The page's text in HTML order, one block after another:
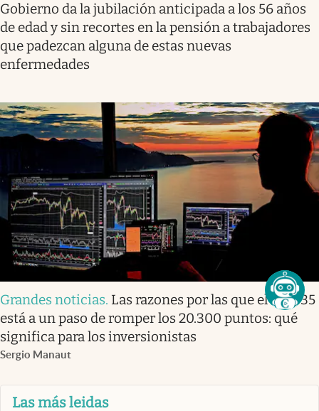
Gobierno da la jubilación anticipada a los 56 años
de edad y sin recortes en la pensión a trabajadores
que padezcan alguna de estas nuevas
enfermedades
Grandes noticias. Las razones por las que el Ibex 35
está a un paso de romper los 20.300 puntos: qué
significa para los inversionistas
Sergio Manaut
Las más leidas